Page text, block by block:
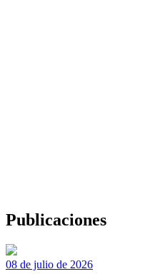
Publicaciones
08 de julio de 2026